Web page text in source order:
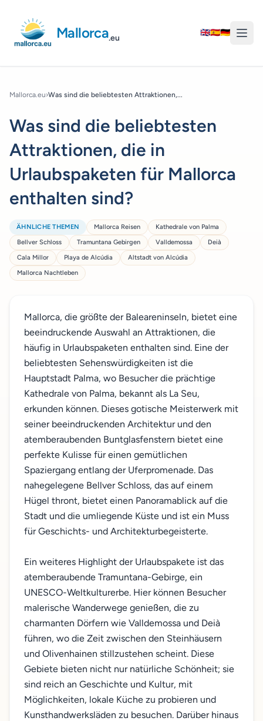
Mallorca.eu
🇬🇧🇪🇸🇩🇪
Mallorca.eu›Was sind die beliebtesten Attraktionen,...
Was sind die beliebtesten
Attraktionen, die in
Urlaubspaketen für Mallorca
enthalten sind?
ÄHNLICHE THEMEN Mallorca Reisen
Kathedrale von Palma
Bellver Schloss
Tramuntana Gebirgen Valldemossa
Deià
Cala Millor
Playa de Alcúdia
Altstadt von Alcúdia
Mallorca Nachtleben
Mallorca, die größte der Baleareninseln, bietet eine
beeindruckende Auswahl an Attraktionen, die
häufig in Urlaubspaketen enthalten sind. Eine der
beliebtesten Sehenswürdigkeiten ist die
Hauptstadt Palma, wo Besucher die prächtige
Kathedrale von Palma, bekannt als La Seu,
erkunden können. Dieses gotische Meisterwerk mit
seiner beeindruckenden Architektur und den
atemberaubenden Buntglasfenstern bietet eine
perfekte Kulisse für einen gemütlichen
Spaziergang entlang der Uferpromenade. Das
nahegelegene Bellver Schloss, das auf einem
Hügel thront, bietet einen Panoramablick auf die
Stadt und die umliegende Küste und ist ein Muss
für Geschichts- und Architekturbegeisterte.
Ein weiteres Highlight der Urlaubspakete ist das
atemberaubende Tramuntana-Gebirge, ein
UNESCO-Weltkulturerbe. Hier können Besucher
malerische Wanderwege genießen, die zu
charmanten Dörfern wie Valldemossa und Deià
führen, wo die Zeit zwischen den Steinhäusern
und Olivenhainen stillzustehen scheint. Diese
Gebiete bieten nicht nur natürliche Schönheit; sie
sind reich an Geschichte und Kultur, mit
Möglichkeiten, lokale Küche zu probieren und
Kunsthandwerksläden zu besuchen. Darüber hinaus